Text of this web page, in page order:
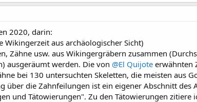
2020, darin:
Wikingerzeit aus archäologischer Sicht)
Zähne usw. aus Wikingergräbern zusammen
ausgeräumt werden. Die von @El Quijote erwähnten
bei 130 untersuchten Skeletten, die meisten aus
über die Zahnfeilungen ist ein eigener Abschnitt des
und Tätowierungen". Zu den Tätowierungen zitiere